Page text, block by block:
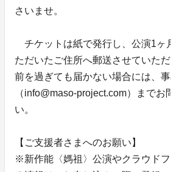
さいませ。
チケットは紙で発行し、公演1ヶ
ただいたご住所へ郵送させていた
前を過ぎても届かない場合には、
（info@maso-project.com）までお
い。
【ご支援者さまへのお願い】
※新作能〈媽祖〉公演やクラウド